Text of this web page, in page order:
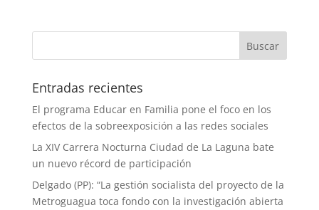
Entradas recientes
El programa Educar en Familia pone el foco en los
efectos de la sobreexposición a las redes sociales
La XIV Carrera Nocturna Ciudad de La Laguna bate
un nuevo récord de participación
Delgado (PP): “La gestión socialista del proyecto de la
Metroguagua toca fondo con la investigación abierta